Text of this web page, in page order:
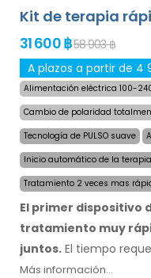
Kit de terapia
31 600 ฿58 903 ฿
A plazos a partir de 4
Alimentación eléctrica 100-
Cambio de polaridad
Tecnología de PULSO suave
Inicio automático de la terapia
Tratamiento 2 veces mas
El primer dispositivo
tratamiento muy
juntos. El tiempo
cuatro extremidades
Más información...